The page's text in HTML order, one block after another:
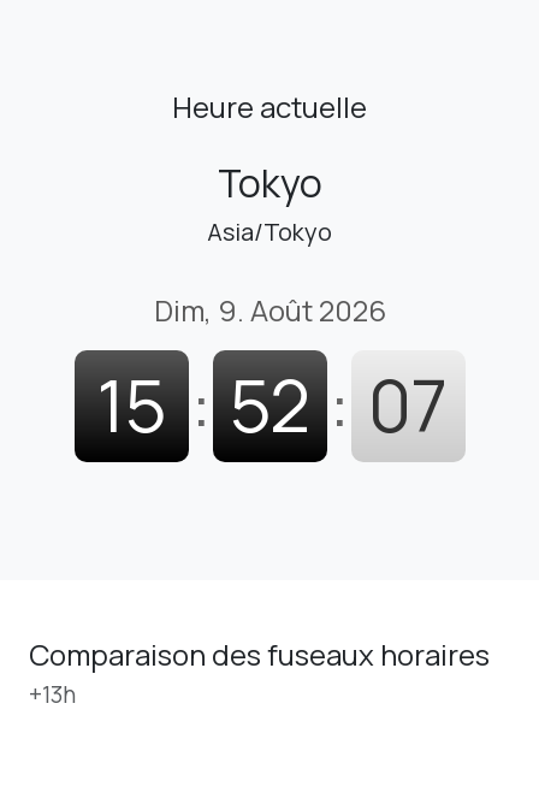
Heure actuelle
Tokyo
Asia/Tokyo
Dim, 9. Août 2026
15 : 52 : 08
Comparaison des fuseaux horaires
+13h